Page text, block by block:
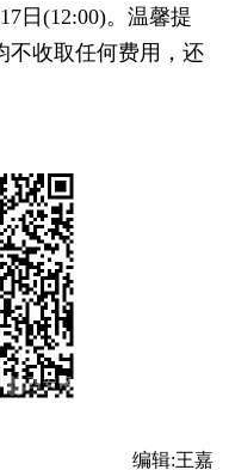
日(12:00)。温馨提
不收取任何费用，还
编辑:王嘉